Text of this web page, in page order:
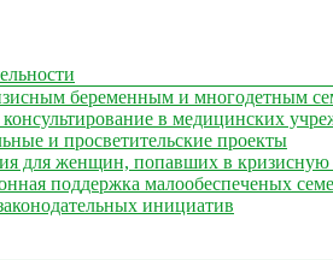
организация
беременным и многодетным
в медицинских
и просветительские проекты
для женщин, попавших в
поддержка малообеспеченых
инициатив